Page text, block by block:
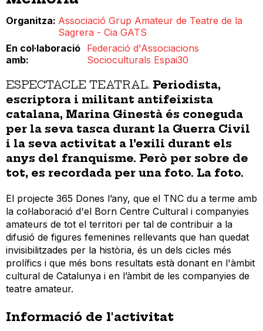
Organitza Associació Grup Amateur de Teatre de la
Sagrera - Cia GATS
En col·laboració
amb
Federació d'Associacions
Socioculturals Espai30
ESPECTACLE TEATRAL. Periodista,
escriptora i militant antifeixista
catalana, Marina Ginestà és coneguda
per la seva tasca durant la Guerra Civil
i la seva activitat a l’exili durant els
anys del franquisme. Però per sobre de
tot, es recordada per una foto. La foto.
El projecte 365 Dones l’any, que el TNC du a terme amb
la col·laboració d'el Born Centre Cultural i companyies
amateurs de tot el territori per tal de contribuir a la
difusió de figures femenines rellevants que han quedat
invisibilitzades per la història, és un dels cicles més
prolífics i que més bons resultats està donant en l'àmbit
cultural de Catalunya i en l’àmbit de les companyies de
teatre amateur.
Informació de l'activitat